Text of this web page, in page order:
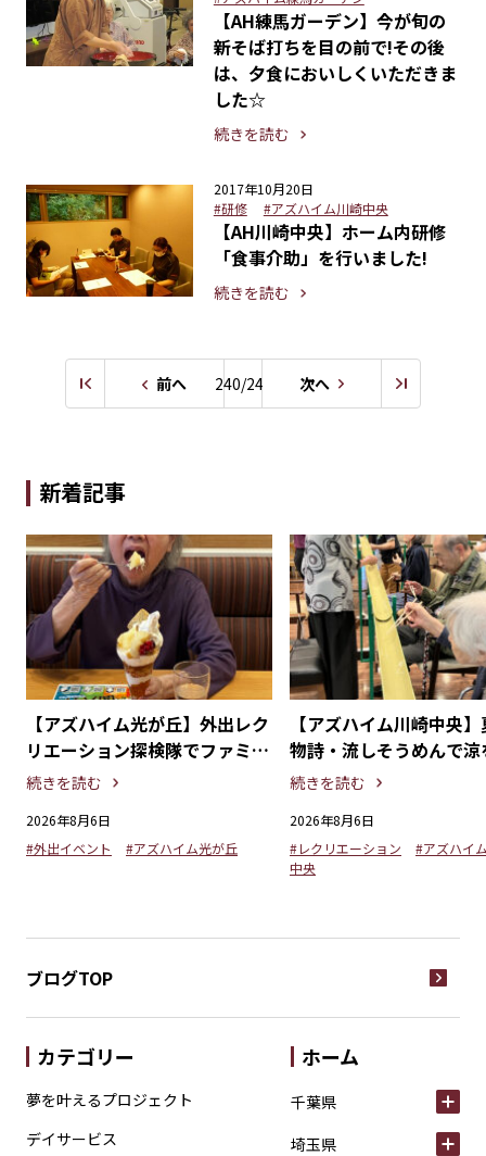
【AH練馬ガーデン】今が旬の
新そば打ちを目の前で!その後
は、夕食においしくいただきま
した☆
続きを読む
2017年10月20日
#研修
#アズハイム川崎中央
【AH川崎中央】ホーム内研修
「食事介助」を行いました!
続きを読む
前へ 240/249 次へ
新着記事
【アズハイム光が丘】外出レク
リエーション探検隊でファミリ
ーレストランを満喫！
続きを読む
2026年8月6日
#外出イベント
#アズハイム光が丘
【アズハイム川崎中央
物詩・流しそうめんで涼
るひととき
続きを読む
2026年8月6日
#レクリエーション
#アズハイ
中央
ブログTOP
カテゴリー
夢を叶えるプロジェクト
デイサービス
ホーム
千葉県
埼玉県